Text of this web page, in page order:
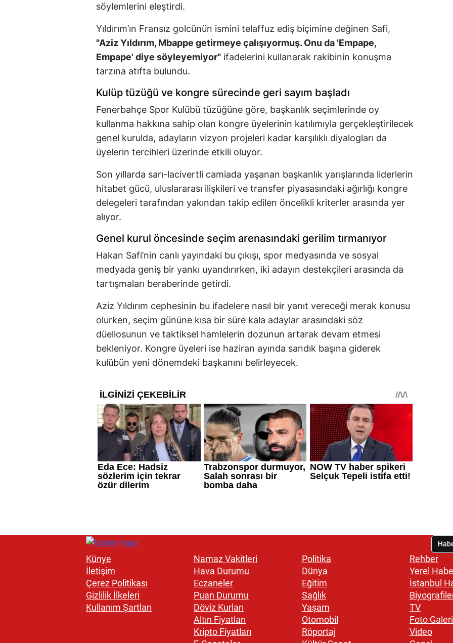
söylemlerini eleştirdi.
Yıldırım’ın Fransız golcünün ismini telaffuz ediş biçimine değinen Safi,
"Aziz Yıldırım, Mbappe getirmeye çalışıyormuş. Onu da 'Empape,
Empape' diye söyleyemiyor" ifadelerini kullanarak rakibinin konuşma
tarzına atıfta bulundu.
Kulüp tüzüğü ve kongre sürecinde geri sayım başladı
Fenerbahçe Spor Kulübü tüzüğüne göre, başkanlık seçimlerinde oy
kullanma hakkına sahip olan kongre üyelerinin katılımıyla gerçekleştirilecek
genel kurulda, adayların vizyon projeleri kadar karşılıklı diyalogları da
üyelerin tercihleri üzerinde etkili oluyor.
Son yıllarda sarı-lacivertli camiada yaşanan başkanlık yarışlarında liderlerin
hitabet gücü, uluslararası ilişkileri ve transfer piyasasındaki ağırlığı kongre
delegeleri tarafından yakından takip edilen öncelikli kriterler arasında yer
alıyor.
Genel kurul öncesinde seçim arenasındaki gerilim tırmanıyor
Hakan Safi’nin canlı yayındaki bu çıkışı, spor medyasında ve sosyal
medyada geniş bir yankı uyandırırken, iki adayın destekçileri arasında da
tartışmaları beraberinde getirdi.
Aziz Yıldırım cephesinin bu ifadelere nasıl bir yanıt vereceği merak konusu
olurken, seçim gününe kısa bir süre kala adaylar arasındaki söz
düellosunun ve taktiksel hamlelerin dozunun artarak devam etmesi
bekleniyor. Kongre üyeleri ise haziran ayında sandık başına giderek
kulübün yeni dönemdeki başkanını belirleyecek.
Künye
İletişim
Çerez Politikası
Gizlilik İlkeleri
Kullanım Şartları
Namaz Vakitleri
Hava Durumu
Eczaneler
Puan Durumu
Döviz Kurları
Altın Fiyatları
Kripto Fiyatları
Politika
Dünya
Eğitim
Sağlık
Yaşam
Otomobil
Röportaj
Rehber
Yerel
İstanbul
TV
Foto Galeri
Video